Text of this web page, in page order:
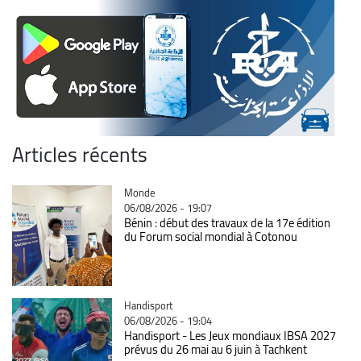
Articles récents
Catégorie
Monde
06/08/2026 - 19:07
Bénin : début des travaux de la 17e édition
du Forum social mondial à Cotonou
Catégorie
Handisport
06/08/2026 - 19:04
Handisport - Les Jeux mondiaux IBSA 2027
prévus du 26 mai au 6 juin à Tachkent